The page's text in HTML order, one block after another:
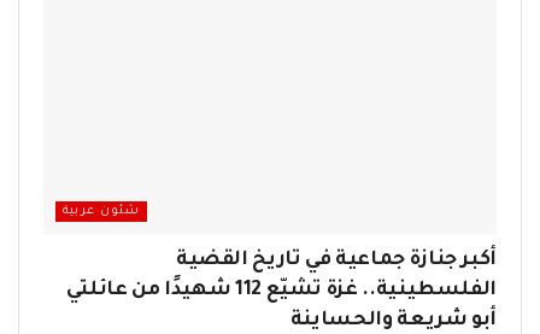
شئون عربية
أكبر جنازة جماعية في تاريخ القضية
الفلسطينية.. غزة تشيّع 112 شهيدًا من عائلتي
أبو شريعة والحساينة